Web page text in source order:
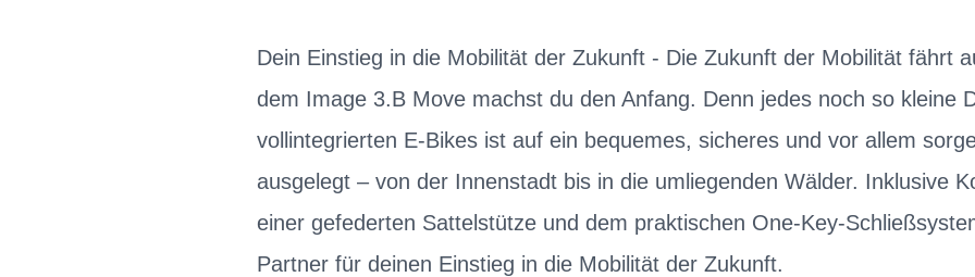
Dein Einstieg in die Mobilität der Zukunft - Die Zukunft der Mobilität fährt
dem Image 3.B Move machst du den Anfang. Denn jedes noch so kleine
vollintegrierten E-Bikes ist auf ein bequemes, sicheres und vor allem
ausgelegt – von der Innenstadt bis in die umliegenden Wälder. Inklusive
einer gefederten Sattelstütze und dem praktischen One-Key-
Partner für deinen Einstieg in die Mobilität der Zukunft.